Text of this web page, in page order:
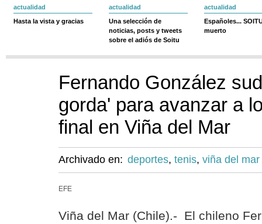
actualidad
Hasta la vista y gracias
actualidad
Una selección de
noticias, posts y tweets
sobre el adiós de Soitu
actualidad
Españoles...
muerto
Fernando González
gorda' para avanzar a
final en Viña del Mar
Archivado en: deportes, tenis, viña del mar
EFE
Viña del Mar (Chile).- El chileno